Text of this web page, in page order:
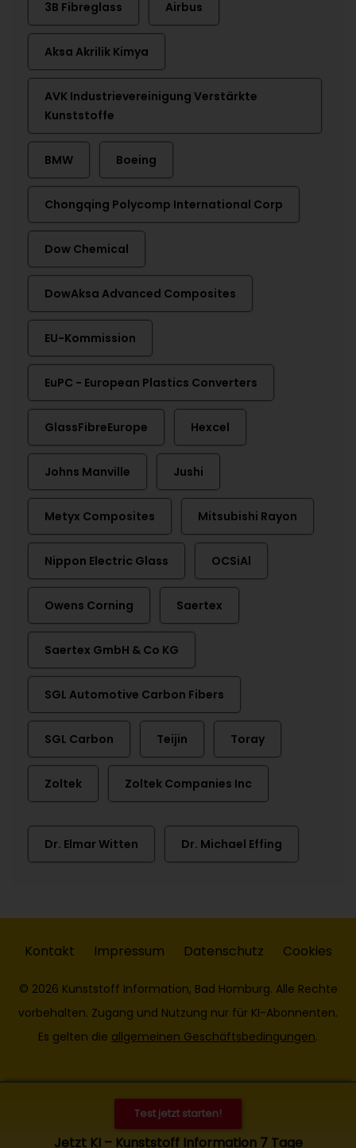
3B Fibreglass Airbus
Aksa Akrilik Kimya
AVK Industrievereinigung Verstärkte
Kunststoffe
BMW Boeing
Chongqing Polycomp International Corp
Dow Chemical
DowAksa Advanced Composites
EU-Kommission
EuPC - European Plastics Converters
GlassFibreEurope Hexcel
Johns Manville Jushi
Metyx Composites Mitsubishi Rayon
Nippon Electric Glass OCSiAl
Owens Corning Saertex
Saertex GmbH & Co KG
SGL Automotive Carbon Fibers
SGL Carbon Teijin Toray
Zoltek Zoltek Companies Inc
Dr. Elmar Witten Dr. Michael Effing
Test jetzt starten!
Jetzt KI – Kunststoff Information 7 Tage
Kontakt Impressum Datenschutz Cookies
© 2026 Kunststoff Information, Bad Homburg. Alle Rechte
vorbehalten. Zugang und Nutzung nur für KI-Abonnenten.
Es gelten die allgemeinen Geschäftsbedingungen.